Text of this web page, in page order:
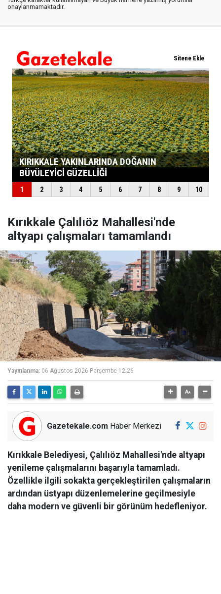
onaylanmamaktadır.
Kırıkkale Çalılıöz Mahallesi'nde
altyapı çalışmaları tamamlandı
Yayınlanma: 06 Ağustos 2026 Perşembe 12:26
Gazetekale.com Haber Merkezi
Kırıkkale Belediyesi, Çalılıöz Mahallesi'nde altyapı
yenileme çalışmalarını başarıyla tamamladı.
Özellikle ilgili sokakta gerçekleştirilen çalışmaların
ardından üstyapı düzenlemelerine geçilmesiyle
daha modern ve güvenli bir görünüm hedefleniyor.